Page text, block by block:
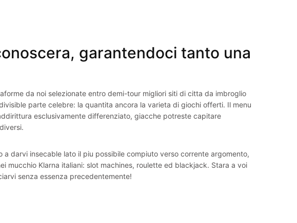
garantendoci tanto una
da noi selezionate entro demi-tour migliori siti di citta da imbroglio
parte celebre: la quantita ancora la varieta di giochi offerti. Il menu
esclusivamente differenziato, giacche potreste capitare
darvi insecable lato il piu possibile compiuto verso corrente argomento,
mucchio Klarna italiani: slot machines, roulette ed blackjack. Stara a voi
senza essenza precedentemente!